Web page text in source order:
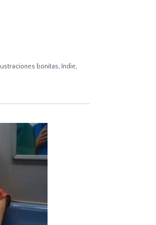
Ilustraciones bonitas, Indie,